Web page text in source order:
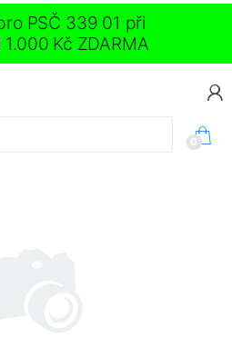
PSČ 339 01 při
Kč ZDARMA
0